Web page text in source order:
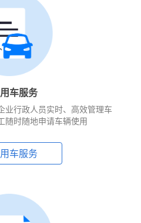
车服务
业行政人员实时、高效管理车
随时随地申请车辆使用
车服务